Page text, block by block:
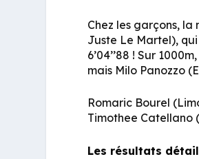
Chez les garçons,
Juste Le Martel), qui
6’04’’88 ! Sur
mais Milo Panozzo
Romaric Bourel
Timothee Catellano
Les résultats